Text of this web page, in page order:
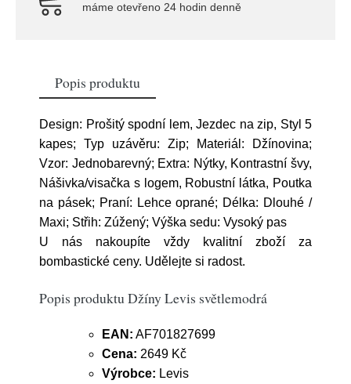
máme otevřeno 24 hodin denně
Popis produktu
Design: Prošitý spodní lem, Jezdec na zip, Styl 5
kapes; Typ uzávěru: Zip; Materiál: Džínovina;
Vzor: Jednobarevný; Extra: Nýtky, Kontrastní švy,
Nášivka/visačka s logem, Robustní látka, Poutka
na pásek; Praní: Lehce oprané; Délka: Dlouhé /
Maxi; Střih: Zúžený; Výška sedu: Vysoký pas
U nás nakoupíte vždy kvalitní zboží za
bombastické ceny. Udělejte si radost.
Popis produktu Džíny Levis světlemodrá
EAN: AF701827699
Cena: 2649 Kč
Výrobce: Levis